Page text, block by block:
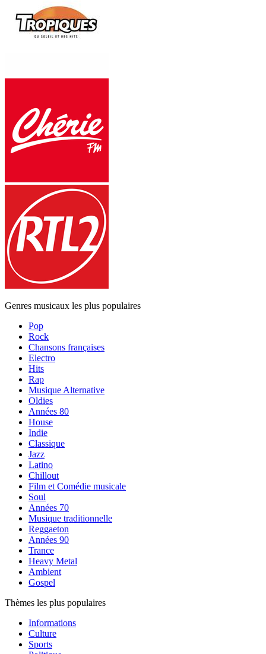
Genres musicaux les plus populaires
Pop
Rock
Chansons françaises
Electro
Hits
Rap
Musique Alternative
Oldies
Années 80
House
Indie
Classique
Jazz
Latino
Chillout
Film et Comédie musicale
Soul
Années 70
Musique traditionnelle
Reggaeton
Années 90
Trance
Heavy Metal
Ambient
Gospel
Thèmes les plus populaires
Informations
Culture
Sports